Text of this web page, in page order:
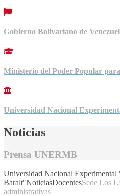
Gobierno Bolivariano de
Ministerio del Poder Popular
Universidad Nacional
Noticias
Prensa UNERMB
Universidad Nacional Experimental
Baralt"NoticiasDocentesSede Los
administrativas